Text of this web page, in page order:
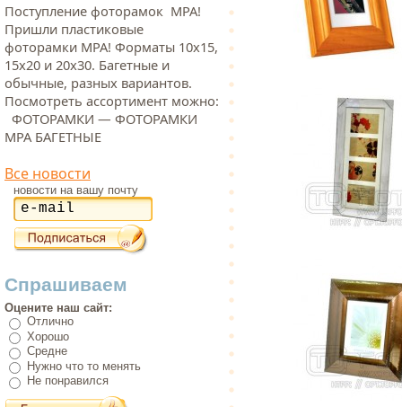
Поступление фоторамок МРА!
Пришли пластиковые
фоторамки МРА! Форматы 10х15,
15х20 и 20х30. Багетные и
обычные, разных вариантов.
Посмотреть ассортимент можно:
ФОТОРАМКИ — ФОТОРАМКИ
МРА БАГЕТНЫЕ
Все новости
новости на вашу почту
Спрашиваем
Оцените наш сайт:
Отлично
Хорошо
Средне
Нужно что то менять
Не понравился